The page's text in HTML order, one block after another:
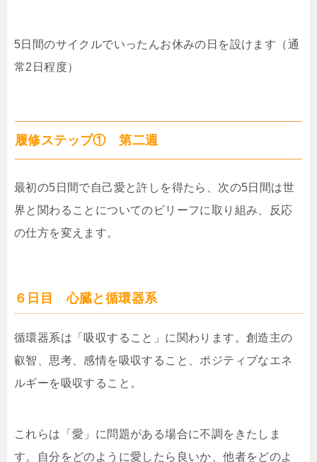
5日間のサイクルでいったんお休みの日を設けます（通
常2日程度）
履修ステップ① 第二週
最初の5日間で自己愛と許しを得たら、次の5日間は世
界と関わることについてのビリーフに取り組み、反応
の仕方を変えます。
６日目 心臓と循環器系
循環器系は「吸収すること」に関わります。創造主の
叡智、思考、感情を吸収すること、ポジティブなエネ
ルギーを吸収すること。
これらは「愛」に問題がある場合に不調をきたしま
す。自分をどのように愛したら良いか、他者をどのよ